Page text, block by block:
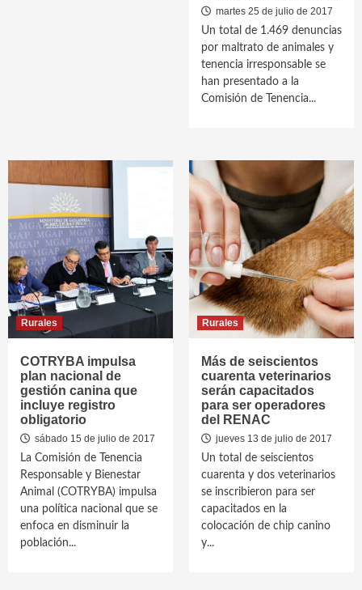
martes 25 de julio de 2017
Un total de 1.469 denuncias
por maltrato de animales y
tenencia irresponsable se
han presentado a la
Comisión de Tenencia...
Rurales
COTRYBA impulsa
plan nacional de
gestión canina que
incluye registro
obligatorio
sábado 15 de julio de 2017
La Comisión de Tenencia
Responsable y Bienestar
Animal (COTRYBA) impulsa
una política nacional que se
enfoca en disminuir la
población...
Rurales
Más de seiscientos
cuarenta veterinarios
serán capacitados
para ser operadores
del RENAC
jueves 13 de julio de 2017
Un total de seiscientos
cuarenta y dos veterinarios
se inscribieron para ser
capacitados en la
colocación de chip canino
y...